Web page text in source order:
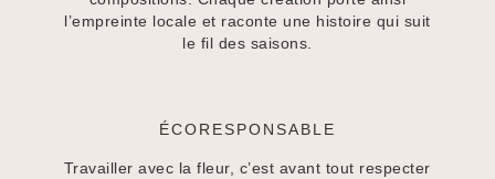
l’empreinte locale et raconte une histoire qui suit
le fil des saisons.
ÉCORESPONSABLE
Travailler avec la fleur, c’est avant tout respecter